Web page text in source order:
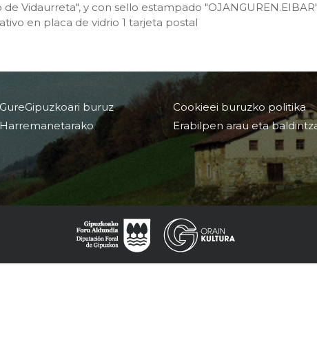
Vidaurreta", y con sello estampado "OJANGUREN.EIBAR"
en placa de vidrio 1 tarjeta postal
GureGipuzkoari buruz
Harremanetarako
Cookieei buruzko politika
Erabilpen arau eta